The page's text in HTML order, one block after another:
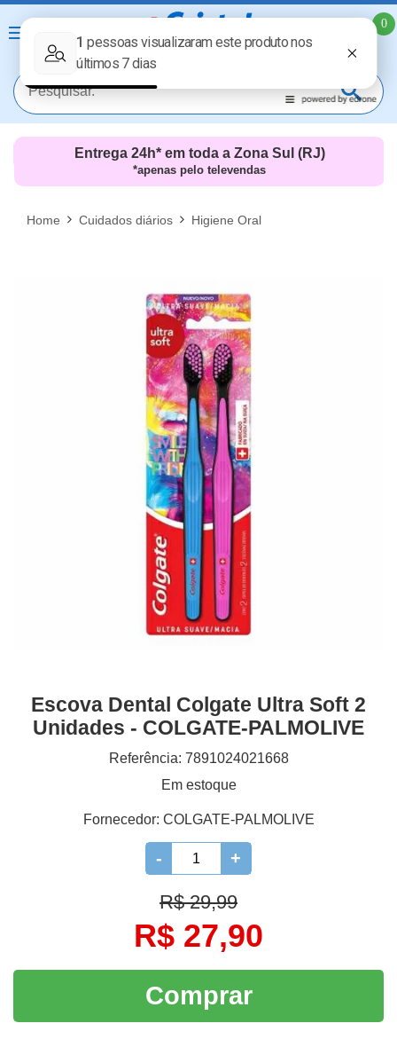
0
MAIS RESULTADOS
Entrega 24h* em toda a Zona Sul (RJ)
*apenas pelo televendas
Home Cuidados diários Higiene Oral
Escova Dental Colgate Ultra Soft 2
Unidades - COLGATE-PALMOLIVE
Referência: 7891024021668
Em estoque
Fornecedor: COLGATE-PALMOLIVE
- +
R$ 29,99
R$ 27,90
Comprar